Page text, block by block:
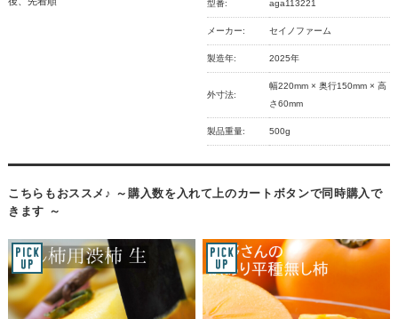
型番: aga113221
メーカー: セイノファーム
製造年: 2025年
外寸法:
幅220mm × 奥行150mm × 高
さ60mm
製品重量: 500g
こちらもおススメ♪ ～購入数を入れて上のカートボタンで同時購入で
きます ～